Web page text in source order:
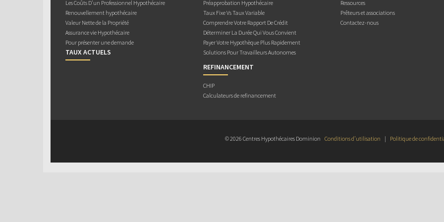
Les Coûts D’un Professionnel Hypothécaire
Renouvellement hypothécaire
Valeur Nette de la Propriété
Assurance vie Hypothécaire
Pour présenter une demande
TAUX ACTUELS
Préapprobation Hypothécaire
Taux Fixe Vs Taux Variable
Comprendre Votre Rapport De Crédit
Déterminer La Durée Qui Vous Convient
Payer Votre Hypothèque Plus Rapidement
Solutions Pour Travailleurs Autonomes
REFINANCEMENT
CHIP
Calculateurs de refinancement
Ressources
Prêteurs et associations
Contactez-nous
© 2026 Centres Hypothécaires Dominion Conditions d’utilisation | Politique de